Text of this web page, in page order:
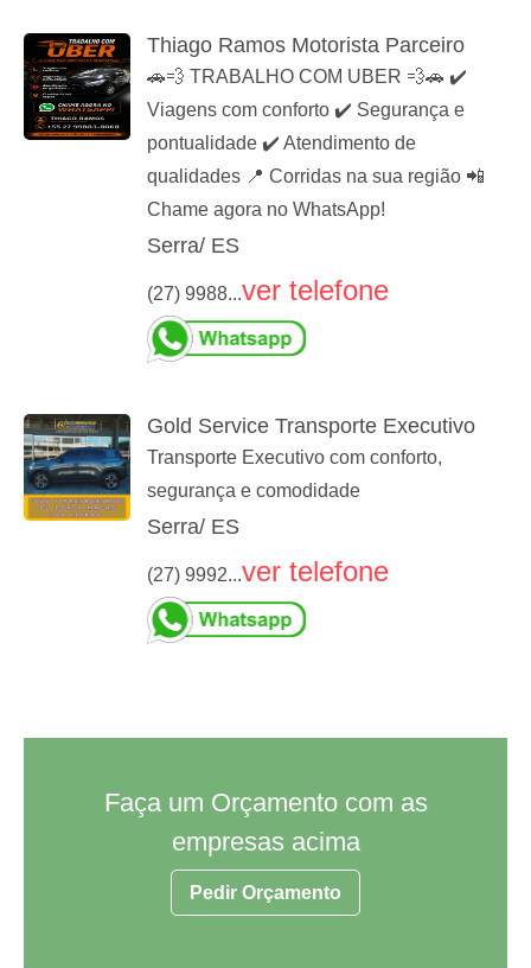
Thiago Ramos Motorista Parceiro
🚗💨 TRABALHO COM UBER 💨🚗 ✔️
Viagens com conforto ✔️ Segurança e
pontualidade ✔️ Atendimento de
qualidades 📍 Corridas na sua região 📲
Chame agora no WhatsApp!
Serra/ ES
(27) 9988...ver telefone
Gold Service Transporte Executivo
Transporte Executivo com conforto,
segurança e comodidade
Serra/ ES
(27) 9992...ver telefone
Faça um Orçamento com as
empresas acima
Pedir Orçamento